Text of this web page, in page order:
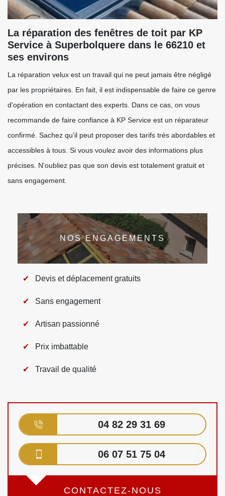
La réparation des fenêtres de toit par KP
Service à Superbolquere dans le 66210 et
ses environs
La réparation velux est un travail qui ne peut jamais être négligé
par les propriétaires. En fait, il est indispensable de faire ce genre
d'opération en contactant des experts. Dans ce cas, on vous
recommande de faire confiance à KP Service est un réparateur
confirmé. Sachez qu'il peut proposer des tarifs très abordables et
accessibles à tous. Si vous voulez avoir des informations plus
précises. N'oubliez pas que son devis est totalement gratuit et
sans engagement.
NOS ENGAGEMENTS
Devis et déplacement gratuits
Sans engagement
Artisan passionné
Prix imbattable
Travail de qualité
04 82 29 31 69
06 07 51 75 04
CONTACTEZ-NOUS